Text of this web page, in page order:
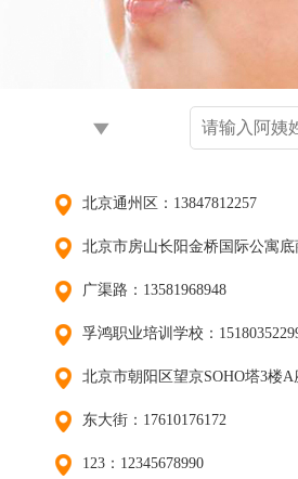
北京通州区：13847812257
北京市房山长阳金桥国际公寓底
广渠路：13581968948
孚鸿职业培训学校：
北京市朝阳区望京SOHO塔3楼A
东大街：17610176172
123：12345678990